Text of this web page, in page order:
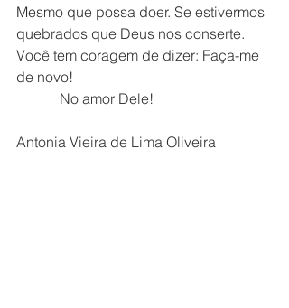
Mesmo que possa doer. Se estivermos
quebrados que Deus nos conserte.
Você tem coragem de dizer: Faça-me
de novo!
            No amor Dele!
Antonia Vieira de Lima Oliveira